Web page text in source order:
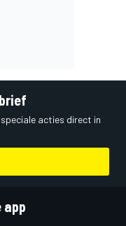
acties direct in
app